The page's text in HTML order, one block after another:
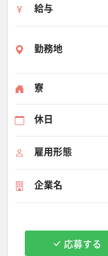
給与
勤務地
寮
休日
雇用形態
企業名
応募する